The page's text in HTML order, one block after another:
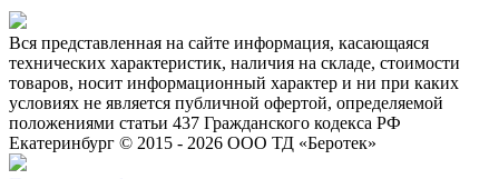
Вся представленная на сайте информация, касающаяся
технических характеристик, наличия на складе, стоимости
товаров, носит информационный характер и ни при каких
условиях не является публичной офертой, определяемой
положениями статьи 437 Гражданского кодекса РФ
Екатеринбург © 2015 - 2026 ООО ТД «Беротек»